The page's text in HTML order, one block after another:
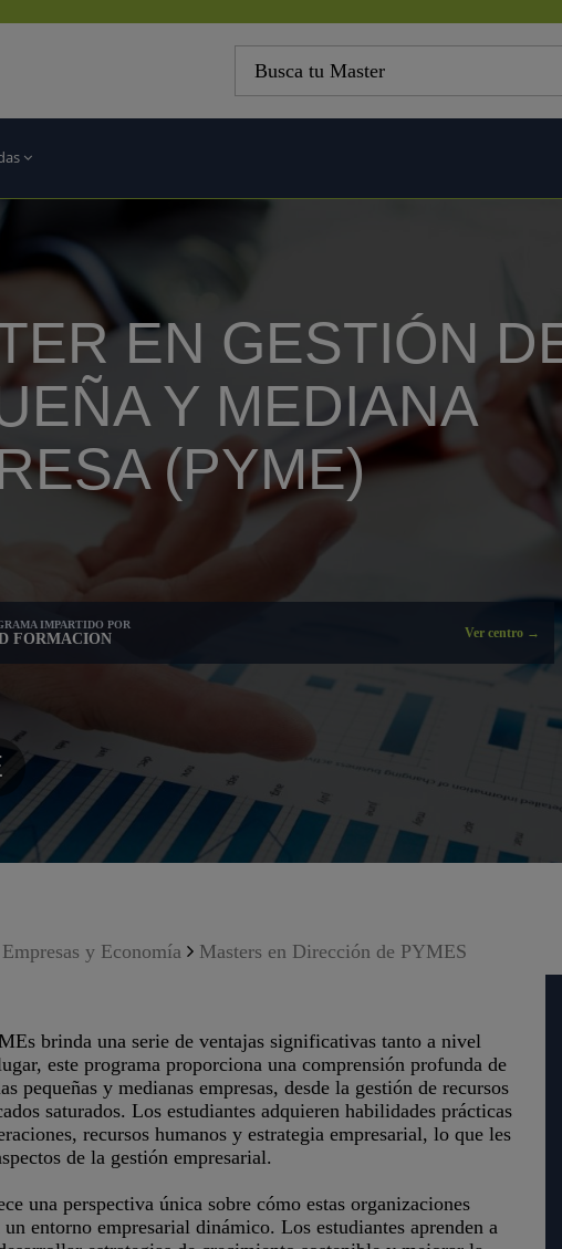
EN GESTIÓN
Y MEDIANA
(PYME)
IMPARTIDO POR
FORMACION Ver centro →
y Economía Masters en Dirección de PYMES
brinda una serie de ventajas significativas tanto a nivel
este programa proporciona una comprensión profunda de
pequeñas y medianas empresas, desde la gestión de recursos
saturados. Los estudiantes adquieren habilidades prácticas
recursos humanos y estrategia empresarial, lo que les
de la gestión empresarial.
una perspectiva única sobre cómo estas organizaciones
entorno empresarial dinámico. Los estudiantes aprenden a